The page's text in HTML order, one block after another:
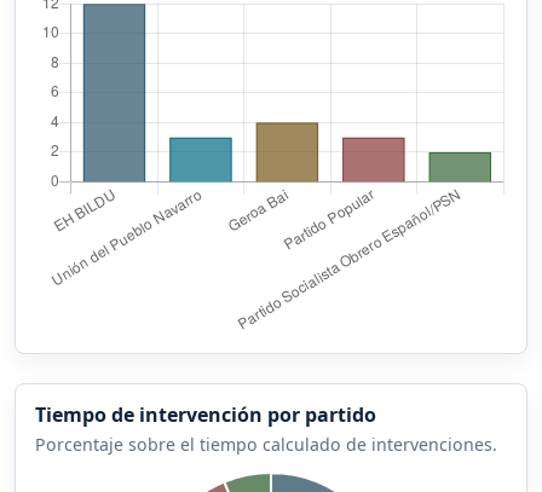
Tiempo de intervención por partido
Porcentaje sobre el tiempo calculado de intervenciones.